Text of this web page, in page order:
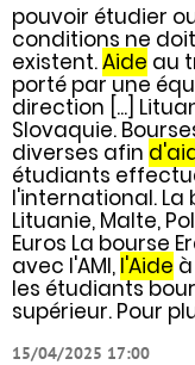
pouvoir étudier
conditions ne
existent.Aide au
porté par une
direction [...]
Slovaquie.
diverses afin
étudiants
l'international. La
Lituanie, Malte,
Euros La bourse
avec l'AMI, l'Aide
les étudiants
supérieur. Pour
15/04/2025 17:00